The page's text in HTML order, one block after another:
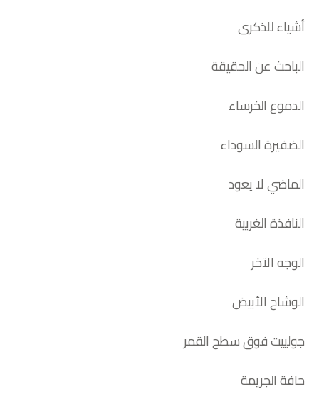
أشياء للذكرى
الباحث عن الحقيقة
الدموع الخرساء
الضفيرة السوداء
الماضي لا يعود
النافذة الغربية
الوجه الآخر
الوشاح الأبيض
جولييت فوق سطح القمر
حافة الجريمة